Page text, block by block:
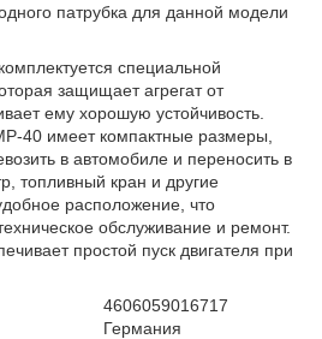
патрубка для данной модели
специальной
защищает агрегат от
ему хорошую устойчивость.
40 имеет компактные размеры,
в автомобиле и переносить в
топливный кран и другие
расположение, что
обслуживание и ремонт.
простой пуск двигателя при
4606059016717
Германия